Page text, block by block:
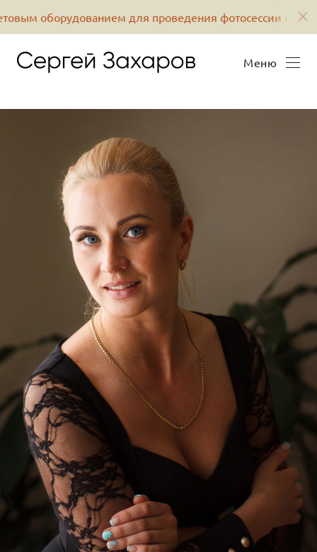
для проведения фотосессии на вашей территории
Меню